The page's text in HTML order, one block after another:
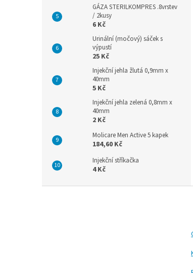
GÁZA STERILKOMPRES .8vrstev
/ 2kusy
6 Kč
Urinální (močový) sáček s
výpustí
25 Kč
Injekční jehla žlutá 0,9mm x
40mm
5 Kč
Injekční jehla zelená 0,8mm x
40mm
2 Kč
Molicare Men Active 5 kapek
184,60 Kč
Injekční stříkačka
4 Kč